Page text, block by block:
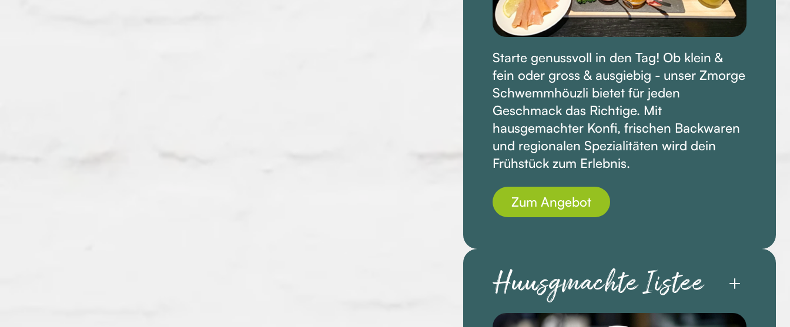
Starte genussvoll in den Tag! Ob klein &
fein oder gross & ausgiebig - unser Zmorge
Schwemmhöuzli bietet für jeden
Geschmack das Richtige. Mit
hausgemachter Konfi, frischen Backwaren
und regionalen Spezialitäten wird dein
Frühstück zum Erlebnis.
Zum Angebot
Huusgmachte Iistee